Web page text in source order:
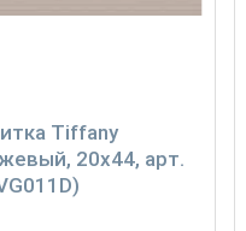
Tiffany
20x44, арт.